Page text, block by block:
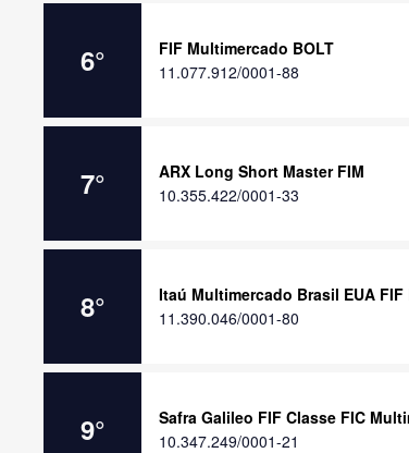
6°
FIF Multimercado BOLT
11.077.912/0001-88
7°
ARX Long Short Master FIM
10.355.422/0001-33
8°
Itaú Multimercado Brasil EUA FIF
11.390.046/0001-80
9°
Safra Galileo FIF Classe FIC
10.347.249/0001-21